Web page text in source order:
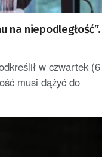
na niepodległość”.
w czwartek (6
musi dążyć do